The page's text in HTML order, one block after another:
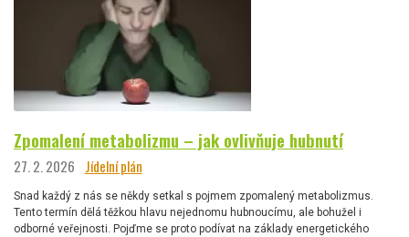
Zpomalení metabolizmu – jak ovlivňuje hubnutí
27. 2. 2026 Jídelní plán
Snad každý z nás se někdy setkal s pojmem zpomalený metabolizmus.
Tento termín dělá těžkou hlavu nejednomu hubnoucímu, ale bohužel i
odborné veřejnosti. Pojďme se proto podívat na základy energetického